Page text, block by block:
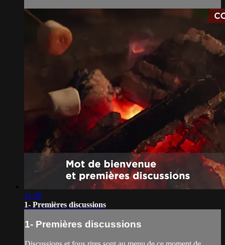
11:30
1- Premières discussions
1- Premières discussions